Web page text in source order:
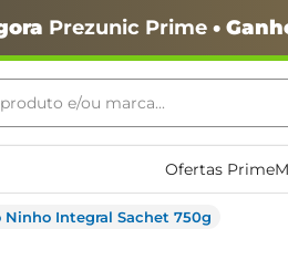
Prezunic Prime•
e/ou marca...
Ofertas Prime
Ninho Integral Sachet 750g